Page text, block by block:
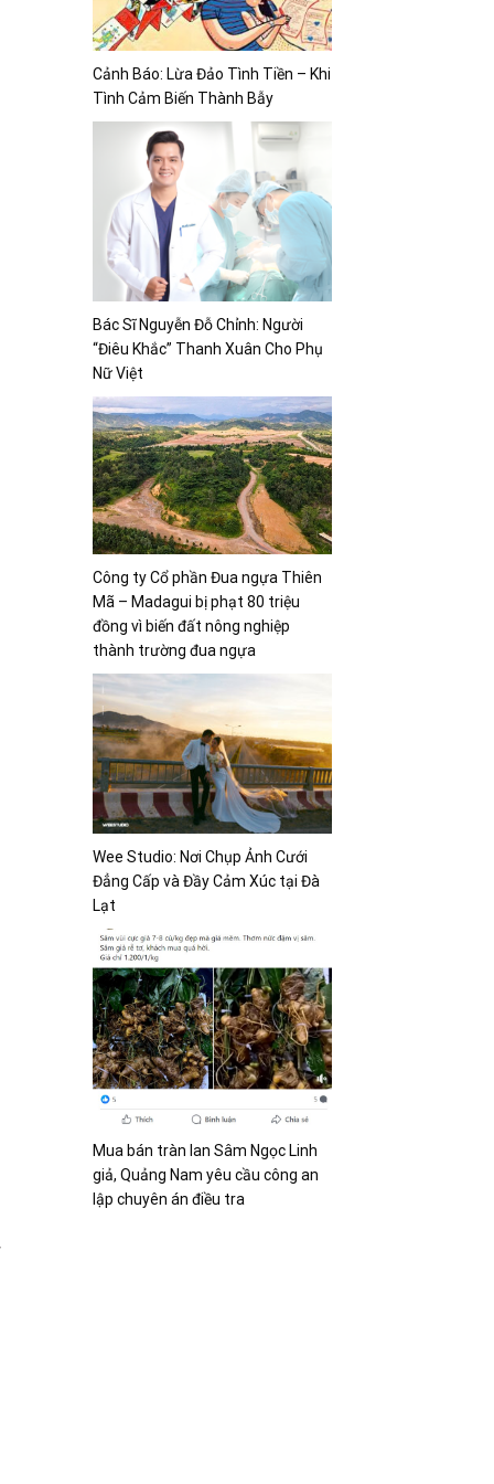
Cảnh Báo: Lừa Đảo Tình Tiền – Khi
Tình Cảm Biến Thành Bẫy
Bác Sĩ Nguyễn Đỗ Chỉnh: Người
“Điêu Khắc” Thanh Xuân Cho Phụ
Nữ Việt
Công ty Cổ phần Đua ngựa Thiên
Mã – Madagui bị phạt 80 triệu
đồng vì biến đất nông nghiệp
thành trường đua ngựa
Wee Studio: Nơi Chụp Ảnh Cưới
Đẳng Cấp và Đầy Cảm Xúc tại Đà
Lạt
Mua bán tràn lan Sâm Ngọc Linh
giả, Quảng Nam yêu cầu công an
lập chuyên án điều tra